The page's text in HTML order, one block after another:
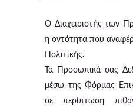
Ο Διαχειριστής των
η οντότητα που
Πολιτικής.
Τα Προσωπικά σας
μέσω της Φόρμας
σε περίπτωση